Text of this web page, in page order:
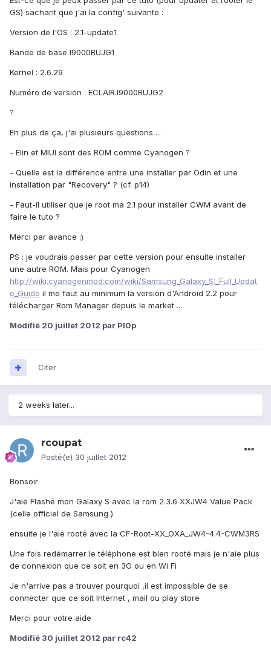
GS) sachant que j'ai la config' suivante :
Version de l'OS : 2.1-update1
Bande de base I9000BUJG1
Kernel : 2.6.29
Numéro de version : ECLAIR.I9000BUJG2
?
En plus de ça, j'ai plusieurs questions ...
- Elin et MIUI sont des ROM comme Cyanogen ?
- Quelle est la différence entre une installer par Odin et une
installation par "Recovery" ? (cf. p14)
- Faut-il utiliser que je root ma 2.1 pour installer CWM avant de
faire le tuto ?
Merci par avance :)
PS : je voudrais passer par cette version pour ensuite installer
une autre ROM. Mais pour Cyanogen
http://wiki.cyanogenmod.com/wiki/Samsung_Galaxy_S:_Full_Updat
e_Guide il me faut au minimum la version d'Android 2.2 pour
télécharger Rom Manager depuis le market ...
Modifié 20 juillet 2012 par Pl0p
Citer
2 weeks later...
rcoupat
Posté(e) 30 juillet 2012
Bonsoir
J'aie Flashé mon Galaxy S avec la rom 2.3.6 XXJW4 Value Pack
(celle officiel de Samsung )
ensuite je l'aie rooté avec la CF-Root-XX_OXA_JW4-4.4-CWM3RS
Une fois redémarrer le téléphone est bien rooté mais je n'aie plus
de connexion que ce soit en 3G ou en Wi Fi
Je n'arrive pas a trouver pourquoi ,il est impossible de se
connecter que ce soit Internet , mail ou play store
Merci pour votre aide
Modifié 30 juillet 2012 par rc42